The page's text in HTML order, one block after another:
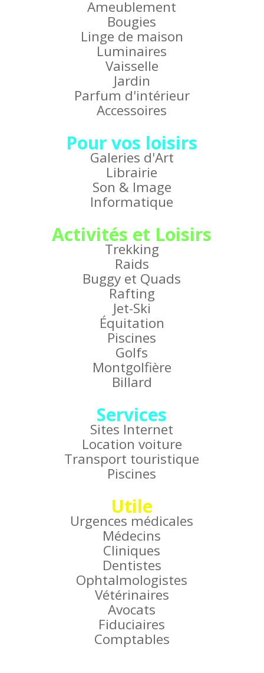
Ameublement
Bougies
Linge de maison
Luminaires
Vaisselle
Jardin
Parfum d'intérieur
Accessoires
Pour vos loisirs
Galeries d'Art
Librairie
Son & Image
Informatique
Activités et Loisirs
Trekking
Raids
Buggy et Quads
Rafting
Jet-Ski
Équitation
Piscines
Golfs
Montgolfière
Billard
Services
Sites Internet
Location voiture
Transport touristique
Piscines
Utile
Urgences médicales
Médecins
Cliniques
Dentistes
Ophtalmologistes
Vétérinaires
Avocats
Fiduciaires
Comptables